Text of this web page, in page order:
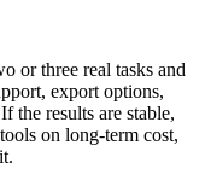
or three real tasks and
export options,
the results are stable,
on long-term cost,